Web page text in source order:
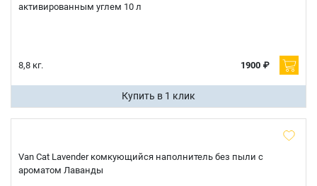
активированным углем 10 л
8,8 кг. 1900 ₽
Купить в 1 клик
Van Cat Lavender комкующийся наполнитель без пыли с
ароматом Лаванды